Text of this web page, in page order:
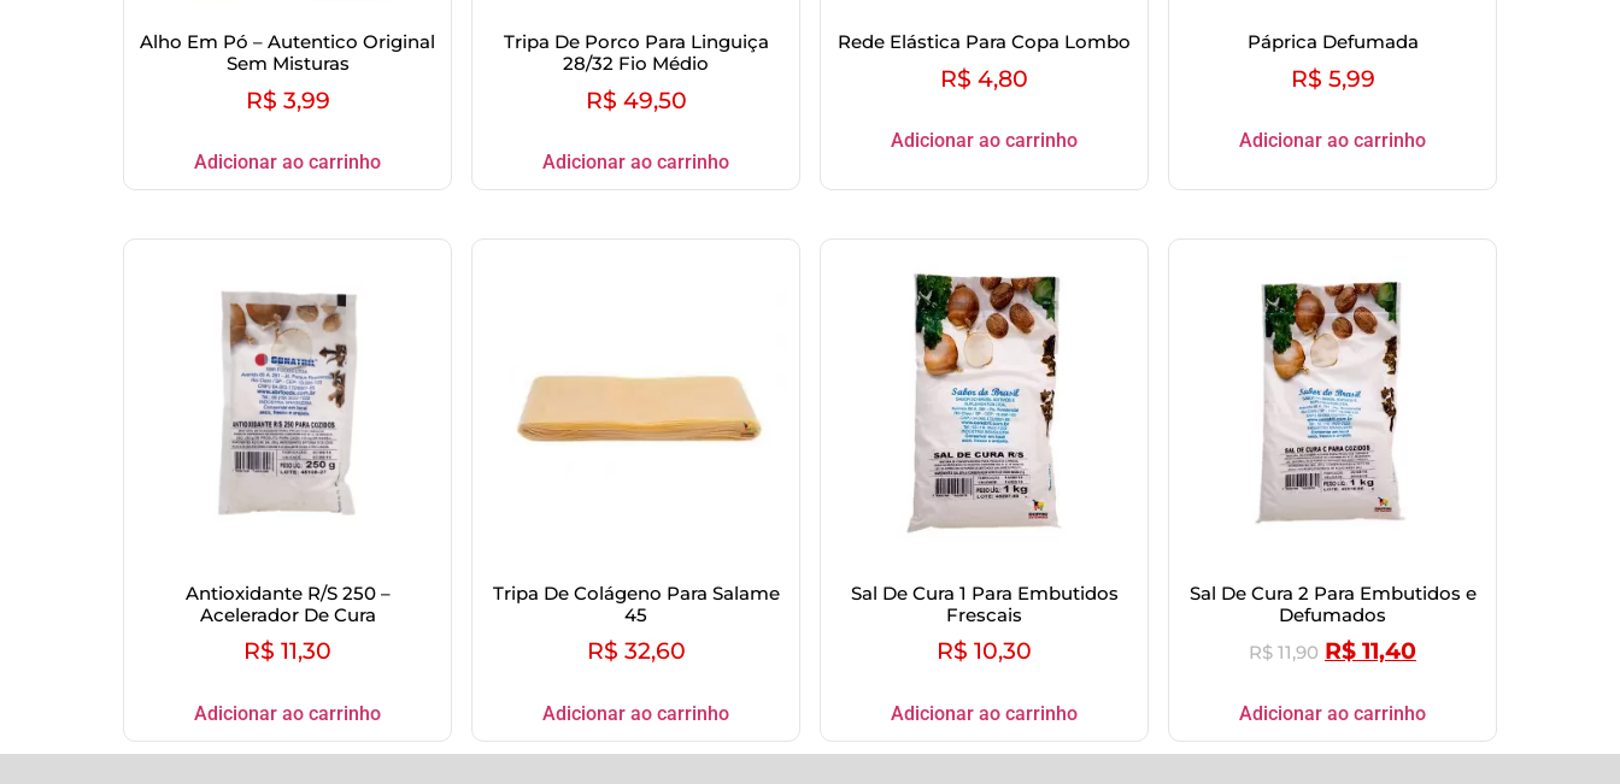
Alho Em Pó – Autentico Original
Sem Misturas
R$ 3,99
Adicionar ao carrinho
Tripa De Porco Para Linguiça
28/32 Fio Médio
R$ 49,50
Adicionar ao carrinho
Rede Elástica Para Copa Lombo
R$ 4,80
Adicionar ao carrinho
Páprica Defumada
R$ 5,99
Adicionar ao carrinho
Antioxidante R/S 250 –
Acelerador De Cura
R$ 11,30
Adicionar ao carrinho
Tripa De Colágeno Para Salame
45
R$ 32,60
Adicionar ao carrinho
Sal De Cura 1 Para Embutidos
Frescais
R$ 10,30
Adicionar ao carrinho
Sal De Cura 2 Para Embutidos e
Defumados
R$ 11,90 R$ 11,40
Adicionar ao carrinho